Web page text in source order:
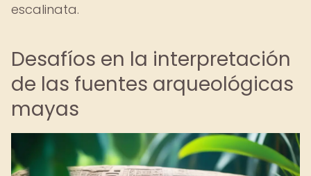
escalinata.
Desafíos en la interpretación
de las fuentes arqueológicas
mayas